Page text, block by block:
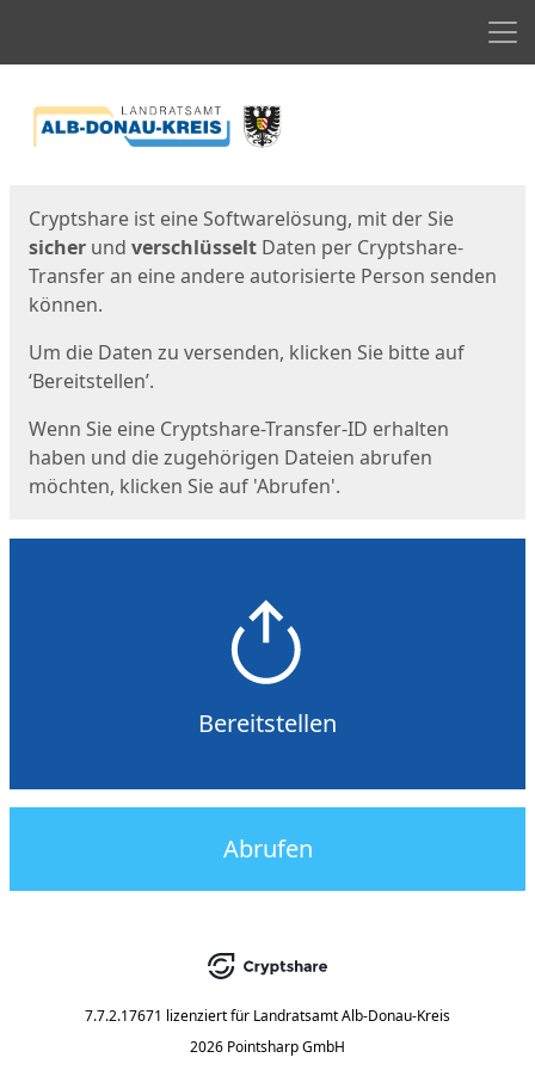
Cryptshare ist eine Softwarelösung, mit der Sie
sicher und verschlüsselt Daten per Cryptshare-
Transfer an eine andere autorisierte Person senden
können.
Um die Daten zu versenden, klicken Sie bitte auf
‘Bereitstellen’.
Wenn Sie eine Cryptshare-Transfer-ID erhalten
haben und die zugehörigen Dateien abrufen
möchten, klicken Sie auf 'Abrufen'.
Bereitstellen
Abrufen
7.7.2.17671 lizenziert für Landratsamt Alb-Donau-Kreis
2026 Pointsharp GmbH